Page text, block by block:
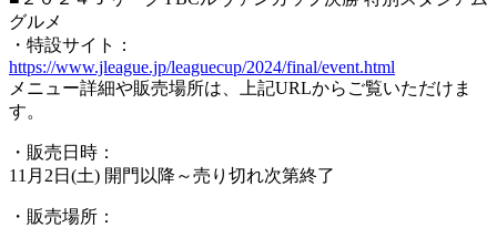
グルメ
・特設サイト：
https://www.jleague.jp/leaguecup/2024/final/event.html
メニュー詳細や販売場所は、上記URLからご覧いただけま
す。
・販売日時：
11月2日(土) 開門以降～売り切れ次第終了
・販売場所：